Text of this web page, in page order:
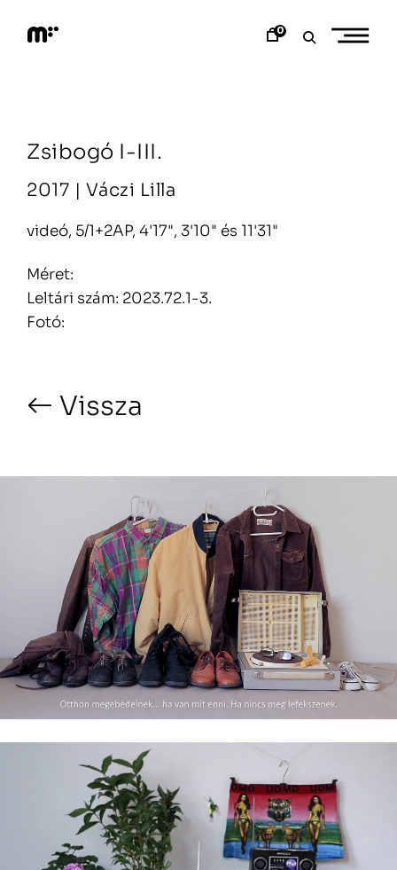
content
r
t
0
Zsibogó I-III.
2017 | Váczi Lilla
videó, 5/1+2AP, 4'17", 3'10" és 11'31"
Méret:
Leltári szám: 2023.72.1-3.
Fotó:
Vissza